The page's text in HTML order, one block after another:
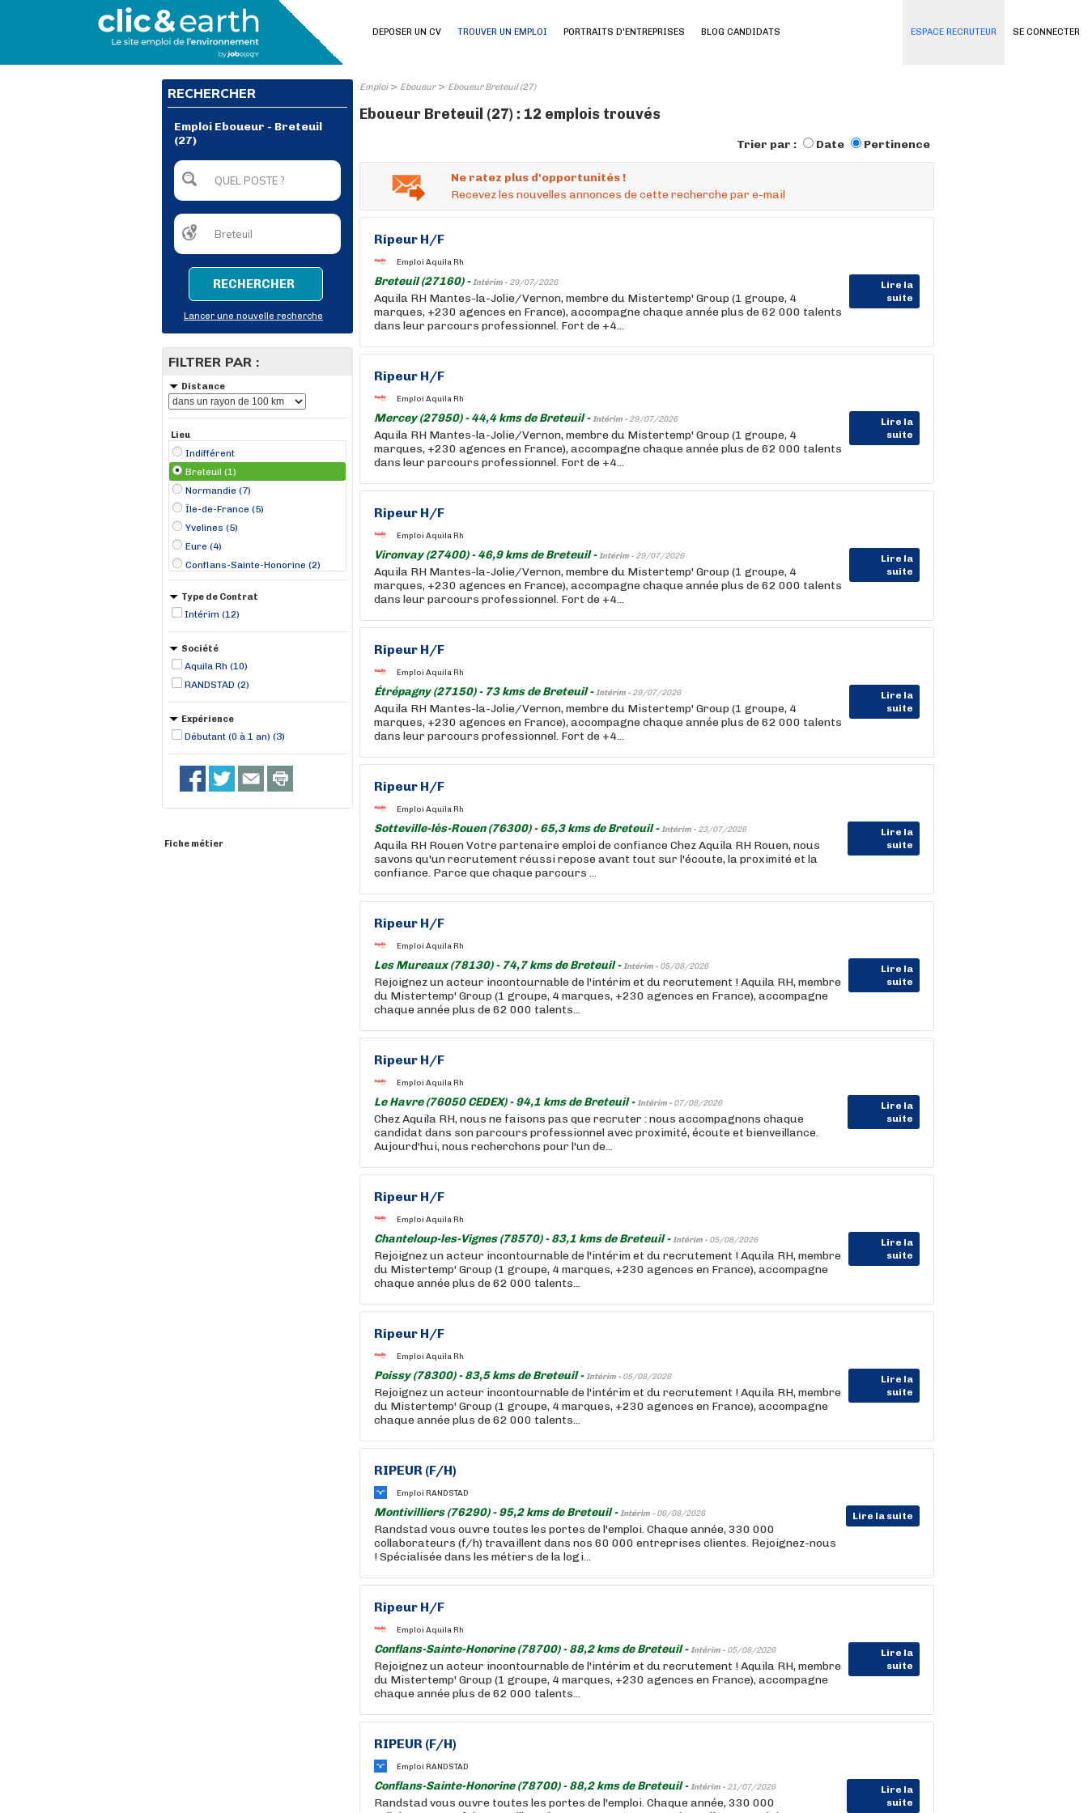
SE CONNECTER
DEPOSER UN CV TROUVER UN EMPLOI PORTRAITS D'ENTREPRISES BLOG CANDIDATS ESPACE RECRUTEUR
RECHERCHER
Emploi Eboueur - Breteuil
(27)
RECHERCHER
Lancer une nouvelle recherche
FILTRER PAR :
Distance
Lieu
Indifférent
Breteuil (1)
Normandie (7)
Île-de-France (5)
Yvelines (5)
Eure (4)
Conflans-Sainte-Honorine (2)
Chanteloup-les-Vignes (1)
Le Havre (1)
Les Mureaux (1)
Vironvay (1)
Type de Contrat
Intérim (12)
Société
Aquila Rh (10)
RANDSTAD (2)
Expérience
Débutant (0 à 1 an) (3)
Fiche métier
Emploi> Eboueur> Eboueur Breteuil (27)
Eboueur Breteuil (27) : 12 emplois trouvés
Trier par : Date Pertinence
Ne ratez plus d'opportunités !
Recevez les nouvelles annonces de cette recherche par e-mail
Ripeur H/F
Emploi Aquila Rh
Breteuil (27160) -Intérim - 29/07/2026
Lire la
suite
Aquila RH Mantes-la-Jolie/Vernon, membre du Mistertemp' Group (1 groupe, 4
marques, +230 agences en France), accompagne chaque année plus de 62 000 talents
dans leur parcours professionnel. Fort de +4...
Ripeur H/F
Emploi Aquila Rh
Mercey (27950) - 44,4 kms de Breteuil -Intérim - 29/07/2026
Lire la
suite
Aquila RH Mantes-la-Jolie/Vernon, membre du Mistertemp' Group (1 groupe, 4
marques, +230 agences en France), accompagne chaque année plus de 62 000 talents
dans leur parcours professionnel. Fort de +4...
Ripeur H/F
Emploi Aquila Rh
Vironvay (27400) - 46,9 kms de Breteuil -Intérim - 29/07/2026
Lire la
suite
Aquila RH Mantes-la-Jolie/Vernon, membre du Mistertemp' Group (1 groupe, 4
marques, +230 agences en France), accompagne chaque année plus de 62 000 talents
dans leur parcours professionnel. Fort de +4...
Ripeur H/F
Emploi Aquila Rh
Étrépagny (27150) - 73 kms de Breteuil -Intérim - 29/07/2026
Lire la
suite
Aquila RH Mantes-la-Jolie/Vernon, membre du Mistertemp' Group (1 groupe, 4
marques, +230 agences en France), accompagne chaque année plus de 62 000 talents
dans leur parcours professionnel. Fort de +4...
Ripeur H/F
Emploi Aquila Rh
Sotteville-lès-Rouen (76300) - 65,3 kms de Breteuil -Intérim - 23/07/2026
Lire la
suite
Aquila RH Rouen Votre partenaire emploi de confiance Chez Aquila RH Rouen, nous
savons qu'un recrutement réussi repose avant tout sur l'écoute, la proximité et la
confiance. Parce que chaque parcours ...
Ripeur H/F
Emploi Aquila Rh
Les Mureaux (78130) - 74,7 kms de Breteuil -Intérim - 05/08/2026
Lire la
suite
Rejoignez un acteur incontournable de l'intérim et du recrutement ! Aquila RH, membre
du Mistertemp' Group (1 groupe, 4 marques, +230 agences en France), accompagne
chaque année plus de 62 000 talents...
Ripeur H/F
Emploi Aquila Rh
Le Havre (76050 CEDEX) - 94,1 kms de Breteuil -Intérim - 07/08/2026
Lire la
suite
Chez Aquila RH, nous ne faisons pas que recruter : nous accompagnons chaque
candidat dans son parcours professionnel avec proximité, écoute et bienveillance.
Aujourd'hui, nous recherchons pour l'un de...
Ripeur H/F
Emploi Aquila Rh
Chanteloup-les-Vignes (78570) - 83,1 kms de Breteuil -Intérim - 05/08/2026
Lire la
suite
Rejoignez un acteur incontournable de l'intérim et du recrutement ! Aquila RH, membre
du Mistertemp' Group (1 groupe, 4 marques, +230 agences en France), accompagne
chaque année plus de 62 000 talents...
Ripeur H/F
Emploi Aquila Rh
Poissy (78300) - 83,5 kms de Breteuil -Intérim - 05/08/2026
Lire la
suite
Rejoignez un acteur incontournable de l'intérim et du recrutement ! Aquila RH, membre
du Mistertemp' Group (1 groupe, 4 marques, +230 agences en France), accompagne
chaque année plus de 62 000 talents...
RIPEUR (F/H)
Emploi RANDSTAD
Montivilliers (76290) - 95,2 kms de Breteuil -Intérim - 06/08/2026 Lire la suite
Randstad vous ouvre toutes les portes de l'emploi. Chaque année, 330 000
collaborateurs (f/h) travaillent dans nos 60 000 entreprises clientes. Rejoignez-nous
! Spécialisée dans les métiers de la logi...
Ripeur H/F
Emploi Aquila Rh
Conflans-Sainte-Honorine (78700) - 88,2 kms de Breteuil -Intérim - 05/08/2026
Lire la
suite
Rejoignez un acteur incontournable de l'intérim et du recrutement ! Aquila RH, membre
du Mistertemp' Group (1 groupe, 4 marques, +230 agences en France), accompagne
chaque année plus de 62 000 talents...
RIPEUR (F/H)
Emploi RANDSTAD
Conflans-Sainte-Honorine (78700) - 88,2 kms de Breteuil -Intérim - 21/07/2026
Lire la
suite
Randstad vous ouvre toutes les portes de l'emploi. Chaque année, 330 000